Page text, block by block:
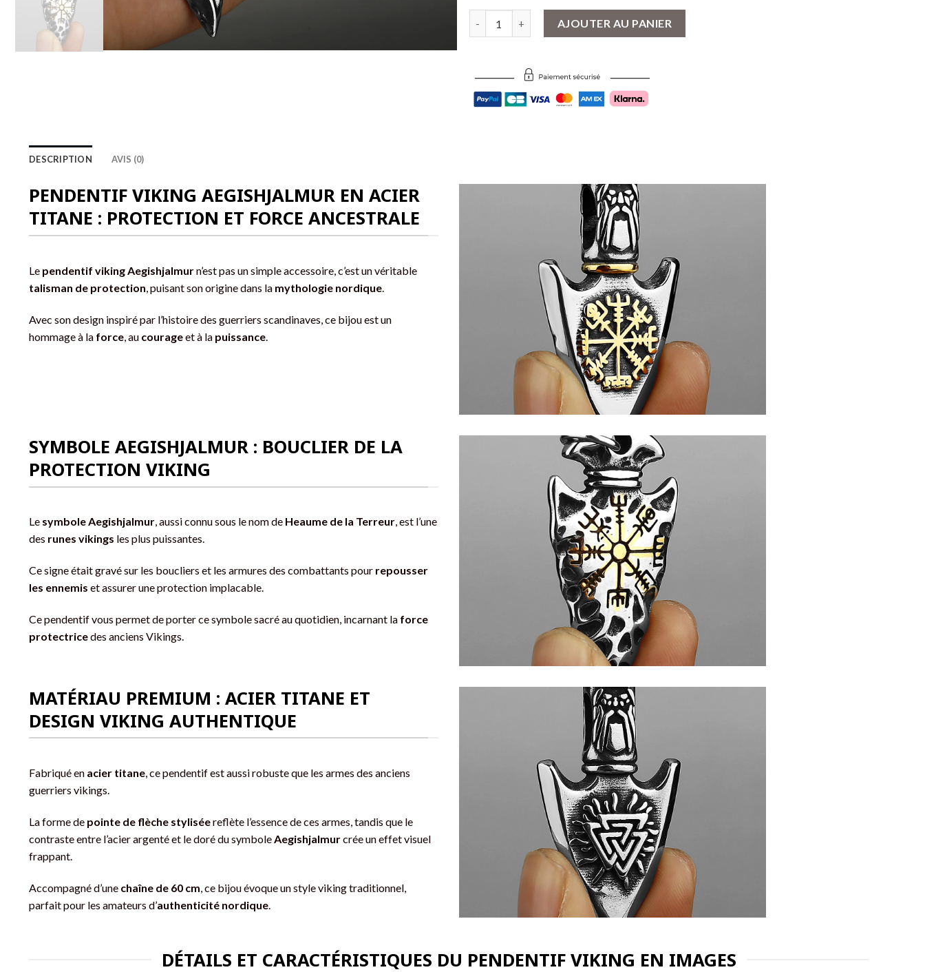
AJOUTER AU PANIER
DESCRIPTION AVIS (0)
PENDENTIF VIKING AEGISHJALMUR EN ACIER
TITANE : PROTECTION ET FORCE ANCESTRALE
Le pendentif viking Aegishjalmurn’est pas un simple accessoire, c’est un véritable
talisman de protection , puisant son origine dans la mythologie nordique
Avec son design inspiré par l’histoire des guerriers scandinaves, ce bijou est un
hommage à la force , au courageet à la puissance
SYMBOLE AEGISHJALMUR : BOUCLIER DE LA
PROTECTION VIKING
Le symbole Aegishjalmur, aussi connu sous le nom de Heaume de la Terreur, est l’une
des runes vikings les plus puissantes.
Ce signe était gravé sur les boucliers et les armures des combattants pour repousser
les ennemis et assurer une protection implacable.
Ce pendentif vous permet de porter ce symbole sacré au quotidien, incarnant la force
protectricedes anciens Vikings.
MATÉRIAU PREMIUM : ACIER TITANE ET
DESIGN VIKING AUTHENTIQUE
Fabriqué en acier titane, ce pendentif est aussi robuste que les armes des anciens
guerriers vikings.
La forme de pointe de flèche styliséereflète l’essence de ces armes, tandis que le
contraste entre l’acier argenté et le doré du symboleAegishjalmurcrée un effet visuel
frappant.
Accompagné d’une chaîne de 60 cm , ce bijou évoque un style viking traditionnel,
parfait pour les amateurs d’authenticité nordique
DÉTAILS ET CARACTÉRISTIQUES DU PENDENTIF VIKING EN IMAGES